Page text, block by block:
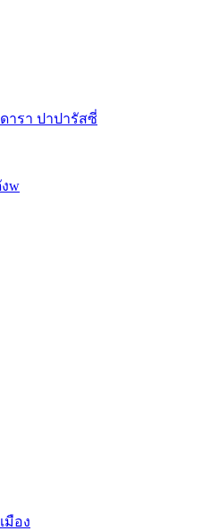
ารา ปาปารัสซี่
w
มือง